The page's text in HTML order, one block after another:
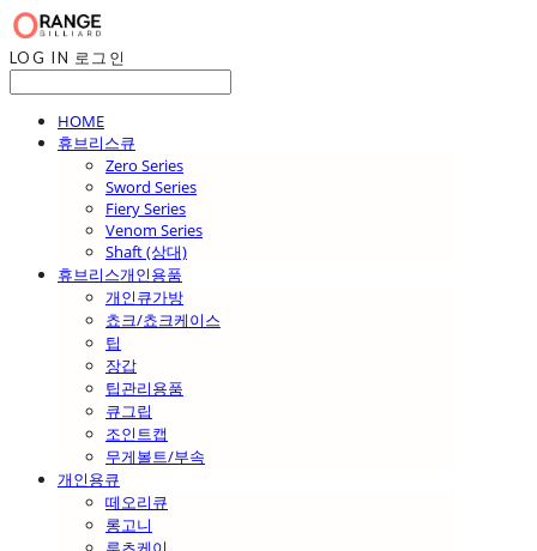
LOG IN 로그인
HOME
휴브리스큐
Zero Series
Sword Series
Fiery Series
Venom Series
Shaft (상대)
휴브리스개인용품
개인큐가방
쵸크/쵸크케이스
팁
장갑
팁관리용품
큐그립
조인트캡
무게볼트/부속
개인용큐
떼오리큐
롱고니